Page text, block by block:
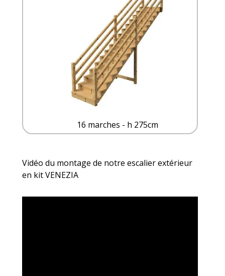
16 marches - h 275cm
Vidéo du montage de notre escalierextérieur
en kit VENEZIA